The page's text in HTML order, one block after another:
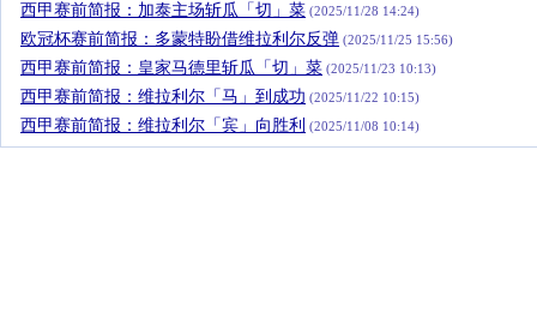
西甲赛前简报：加泰主场斩瓜「切」菜 (2025/11/28 14:24)
欧冠杯赛前简报：多蒙特盼借维拉利尔反弹 (2025/11/25 15:56)
西甲赛前简报：皇家马德里斩瓜「切」菜 (2025/11/23 10:13)
西甲赛前简报：维拉利尔「马」到成功 (2025/11/22 10:15)
西甲赛前简报：维拉利尔「宾」向胜利 (2025/11/08 10:14)